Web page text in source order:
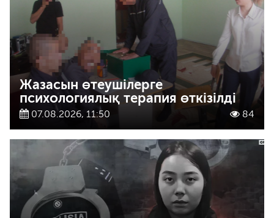
Жазасын өтеушілерге
психологиялық терапия өткізілді
07.08.2026, 11:50 84